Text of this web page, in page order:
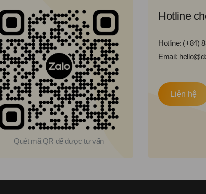
Quét mã QR để được tư vấn
Hotline
Hotline: (+84)
Email:
Liên hệ